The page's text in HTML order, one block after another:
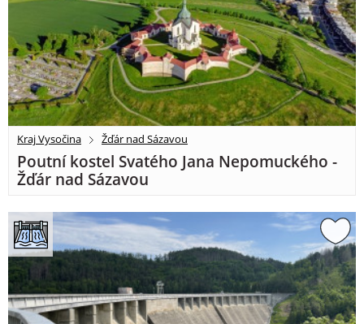
Kraj Vysočina Žďár nad Sázavou
Poutní kostel Svatého Jana Nepomuckého -
Žďár nad Sázavou